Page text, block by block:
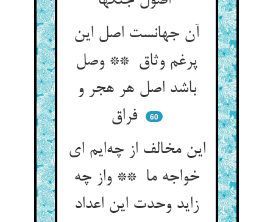
آن جهانست اصل این
پرغم وثاق ** وصل
باشد اصل هر هجر و
فراق
60
این مخالف از چه‌ایم ای
خواجه ما ** واز چه
زاید وحدت این اعداد